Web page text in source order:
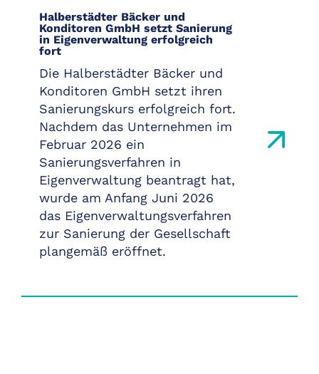
Halberstädter Bäcker und
Konditoren GmbH setzt Sanierung
in Eigenverwaltung erfolgreich
fort
Die Halberstädter Bäcker und
Konditoren GmbH setzt ihren
Sanierungskurs erfolgreich fort.
Nachdem das Unternehmen im
Februar 2026 ein
Sanierungsverfahren in
Eigenverwaltung beantragt hat,
wurde am Anfang Juni 2026
das Eigenverwaltungsverfahren
zur Sanierung der Gesellschaft
plangemäß eröffnet.